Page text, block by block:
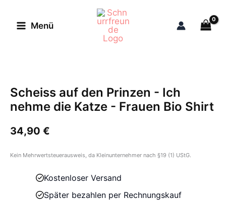
Inhalt
Menü
Scheiss auf den Prinzen - Ich
nehme die Katze - Frauen Bio Shirt
34,90 €
Kein Mehrwertsteuerausweis, da Kleinunternehmer nach §19 (1) UStG.
Kostenloser Versand
Später bezahlen per Rechnungskauf